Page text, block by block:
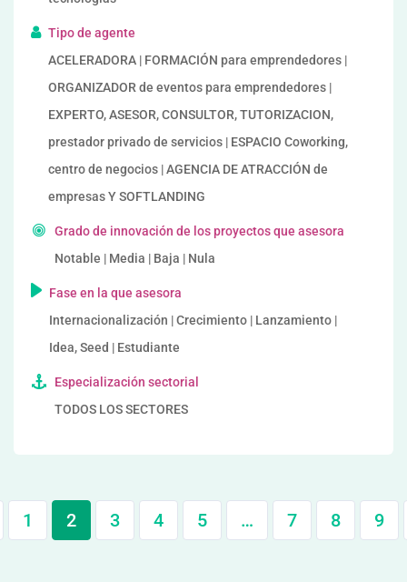
Tipo de agente
ACELERADORA | FORMACIÓN para emprendedores |
ORGANIZADOR de eventos para emprendedores |
EXPERTO, ASESOR, CONSULTOR, TUTORIZACION,
prestador privado de servicios | ESPACIO Coworking,
centro de negocios | AGENCIA DE ATRACCIÓN de
empresas Y SOFTLANDING
Grado de innovación de los proyectos que asesora
Notable | Media | Baja | Nula
Fase en la que asesora
Internacionalización | Crecimiento | Lanzamiento |
Idea, Seed | Estudiante
Especialización sectorial
TODOS LOS SECTORES
1 2 3 4 5 … 7 8 9